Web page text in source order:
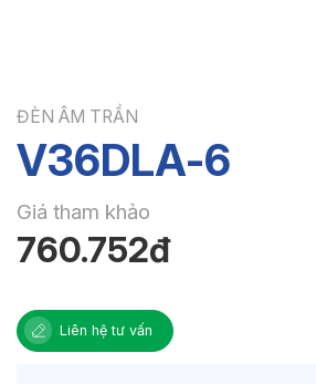
ĐÈN ÂM TRẦN
V36DLA-6
Giá tham khảo
760.752đ
Liên hệ tư vấn